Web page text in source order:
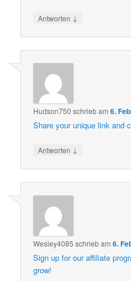
Antworten ↓
Hudson750 schriebam6.
Share your unique link and
Antworten ↓
Wesley4085 schriebam6.
Sign up for our affiliate
grow!